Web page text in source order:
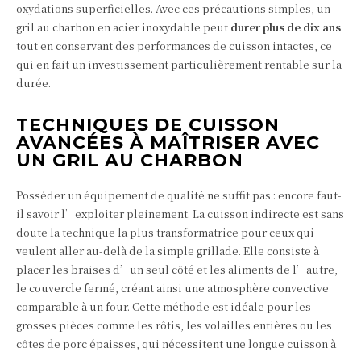
oxydations superficielles. Avec ces précautions simples, un
gril au charbon en acier inoxydable peut durer plus de dix ans
tout en conservant des performances de cuisson intactes, ce
qui en fait un investissement particulièrement rentable sur la
durée.
TECHNIQUES DE CUISSON
AVANCÉES À MAÎTRISER AVEC
UN GRIL AU CHARBON
Posséder un équipement de qualité ne suffit pas : encore faut-
il savoir l’exploiter pleinement. La cuisson indirecte est sans
doute la technique la plus transformatrice pour ceux qui
veulent aller au-delà de la simple grillade. Elle consiste à
placer les braises d’un seul côté et les aliments de l’autre,
le couvercle fermé, créant ainsi une atmosphère convective
comparable à un four. Cette méthode est idéale pour les
grosses pièces comme les rôtis, les volailles entières ou les
côtes de porc épaisses, qui nécessitent une longue cuisson à